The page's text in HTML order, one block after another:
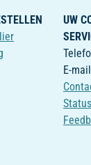
UW
E-